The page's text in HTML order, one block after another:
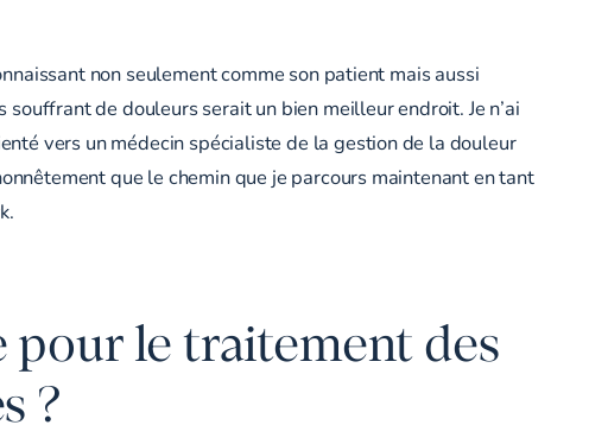
non seulement comme son patient mais aussi
de douleurs serait un bien meilleur endroit. Je n’ai
vers un médecin spécialiste de la gestion de la douleur
que le chemin que je parcours maintenant en tant
le traitement des
?